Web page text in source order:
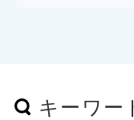
キーワー